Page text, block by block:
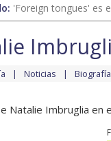
'Foreign tongues' es
Noticias Biografía
Natalie Imbruglia en